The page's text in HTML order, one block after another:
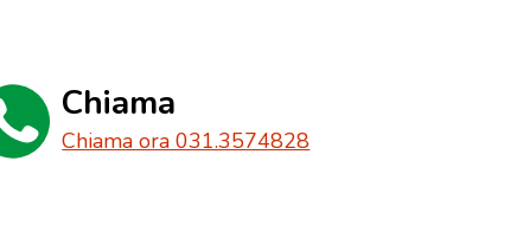
Chiama
Chiama ora 031.3574828